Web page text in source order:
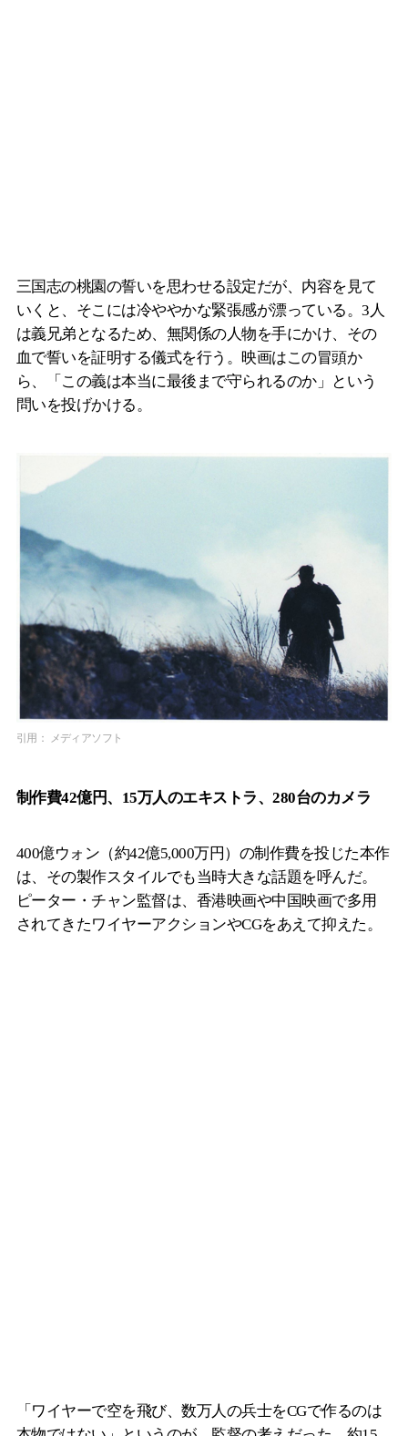
三国志の桃園の誓いを思わせる設定だが、内容を見て
いくと、そこには冷ややかな緊張感が漂っている。3人
は義兄弟となるため、無関係の人物を手にかけ、その
血で誓いを証明する儀式を行う。映画はこの冒頭か
ら、「この義は本当に最後まで守られるのか」という
問いを投げかける。
引用： メディアソフト
制作費42億円、15万人のエキストラ、280台のカメラ
400億ウォン（約42億5,000万円）の制作費を投じた本作
は、その製作スタイルでも当時大きな話題を呼んだ。
ピーター・チャン監督は、香港映画や中国映画で多用
されてきたワイヤーアクションやCGをあえて抑えた。
「ワイヤーで空を飛び、数万人の兵士をCGで作るのは